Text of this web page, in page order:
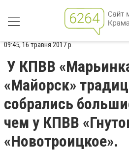
09:45, 16 травня 2017 р.
У КПВВ
«Майорск»
собрались
чем у КПВВ
«Новотроицкое».